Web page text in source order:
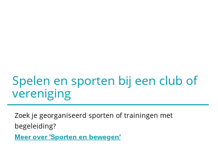
Spelen en sporten bij een club of
vereniging
Zoek je georganiseerd sporten of trainingen met
begeleiding?
Meer over 'Sporten en bewegen'